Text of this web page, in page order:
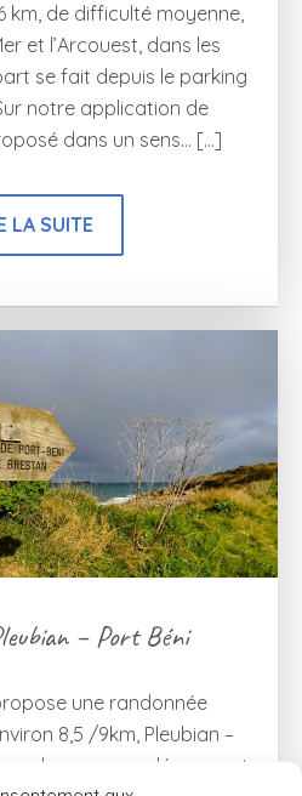
km, de difficulté moyenne,
et l’Arcouest, dans les
se fait depuis le parking
notre application de
dans un sens… […]
LA SUITE
– Port Béni
une randonnée
8,5 /9km, Pleubian –
le parcours démarre et